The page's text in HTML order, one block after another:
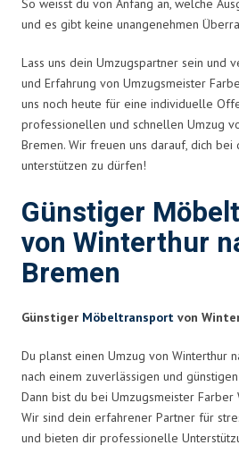
So weisst du von Anfang an, welche
und es gibt keine unangenehmen
Lass uns dein Umzugspartner sein und
und Erfahrung von Umzugsmeister
uns noch heute für eine individuelle
professionellen und schnellen Umzug
Bremen. Wir freuen uns darauf, dich bei
unterstützen zu dürfen!
Günstiger
von Winterthur
Bremen
Günstiger Möbeltransport von
Du planst einen Umzug von Winterthur
nach einem zuverlässigen und
Dann bist du bei Umzugsmeister
Wir sind dein erfahrener Partner für
und bieten dir professionelle